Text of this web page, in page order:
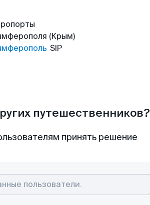
(Крым)
SIP
путешественников?
принять решение